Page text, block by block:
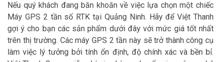
Nếu quý khách đang băn khoăn về việc lựa chọn một chiếc
Máy GPS 2 tần số RTK tại Quảng Ninh. Hãy để Việt Thanh
gợi ý cho bạn các sản phẩm dưới đây với mức giá tốt nhất
trên thị trường. Các máy GPS 2 tần này sẽ trở thành công cụ
làm việc lý tưởng bởi tính ổn định, độ chính xác và bền bỉ.